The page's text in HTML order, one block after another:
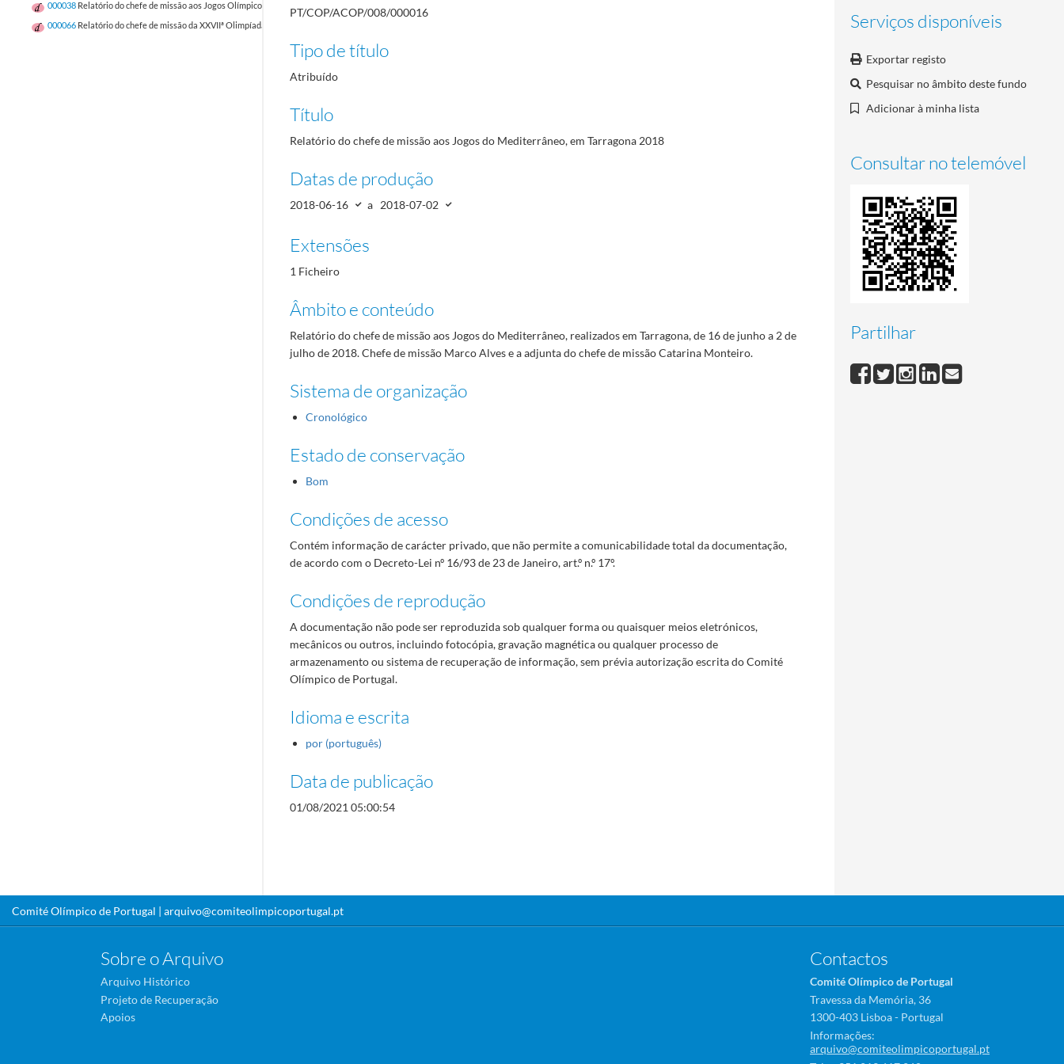
000038 Relatório do chefe de missão aos Jogos Olímpicos da XXXIII Olímpiada, em Paris 2024
000066 Relatório do chefe de missão da XXVIIª Olimpíada Sydney 2000 Serviços disponíveis
Exportar registo
Pesquisar no âmbito deste fundo
Adicionar à minha lista
Consultar no telemóvel
Partilhar
PT/COP/ACOP/008/000016
Tipo de título
Atribuído
Título
Relatório do chefe de missão aos Jogos do Mediterrâneo, em Tarragona 2018
Datas de produção
2018-06-16 a 2018-07-02
Extensões
1 Ficheiro
Âmbito e conteúdo
Relatório do chefe de missão aos Jogos do Mediterrâneo, realizados em Tarragona, de 16 de junho a 2 de
julho de 2018. Chefe de missão Marco Alves e a adjunta do chefe de missão Catarina Monteiro.
Sistema de organização
Cronológico
Estado de conservação
Bom
Condições de acesso
Contém informação de carácter privado, que não permite a comunicabilidade total da documentação,
de acordo com o Decreto-Lei nº 16/93 de 23 de Janeiro, art.º n.º 17º.
Condições de reprodução
A documentação não pode ser reproduzida sob qualquer forma ou quaisquer meios eletrónicos,
mecânicos ou outros, incluindo fotocópia, gravação magnética ou qualquer processo de
armazenamento ou sistema de recuperação de informação, sem prévia autorização escrita do Comité
Olímpico de Portugal.
Idioma e escrita
por (português)
Data de publicação
01/08/2021 05:00:54
Comité Olímpico de Portugal | arquivo@comiteolimpicoportugal.pt
Sobre o Arquivo
Arquivo Histórico
Projeto de Recuperação
Apoios
Contactos
Comité Olímpico de Portugal
Travessa da Memória, 36
1300-403 Lisboa - Portugal
Informações:
arquivo@comiteolimpicoportugal.pt